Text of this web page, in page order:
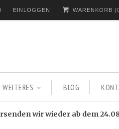
EINLOGGEN WARENKORB (
WEITERES BLOG
wir wieder ab dem